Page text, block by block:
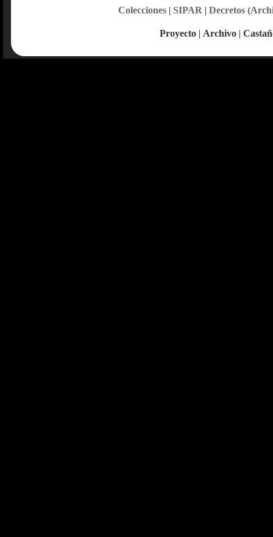
Colecciones| SIPAR | Decretos
Proyecto | Archivo |